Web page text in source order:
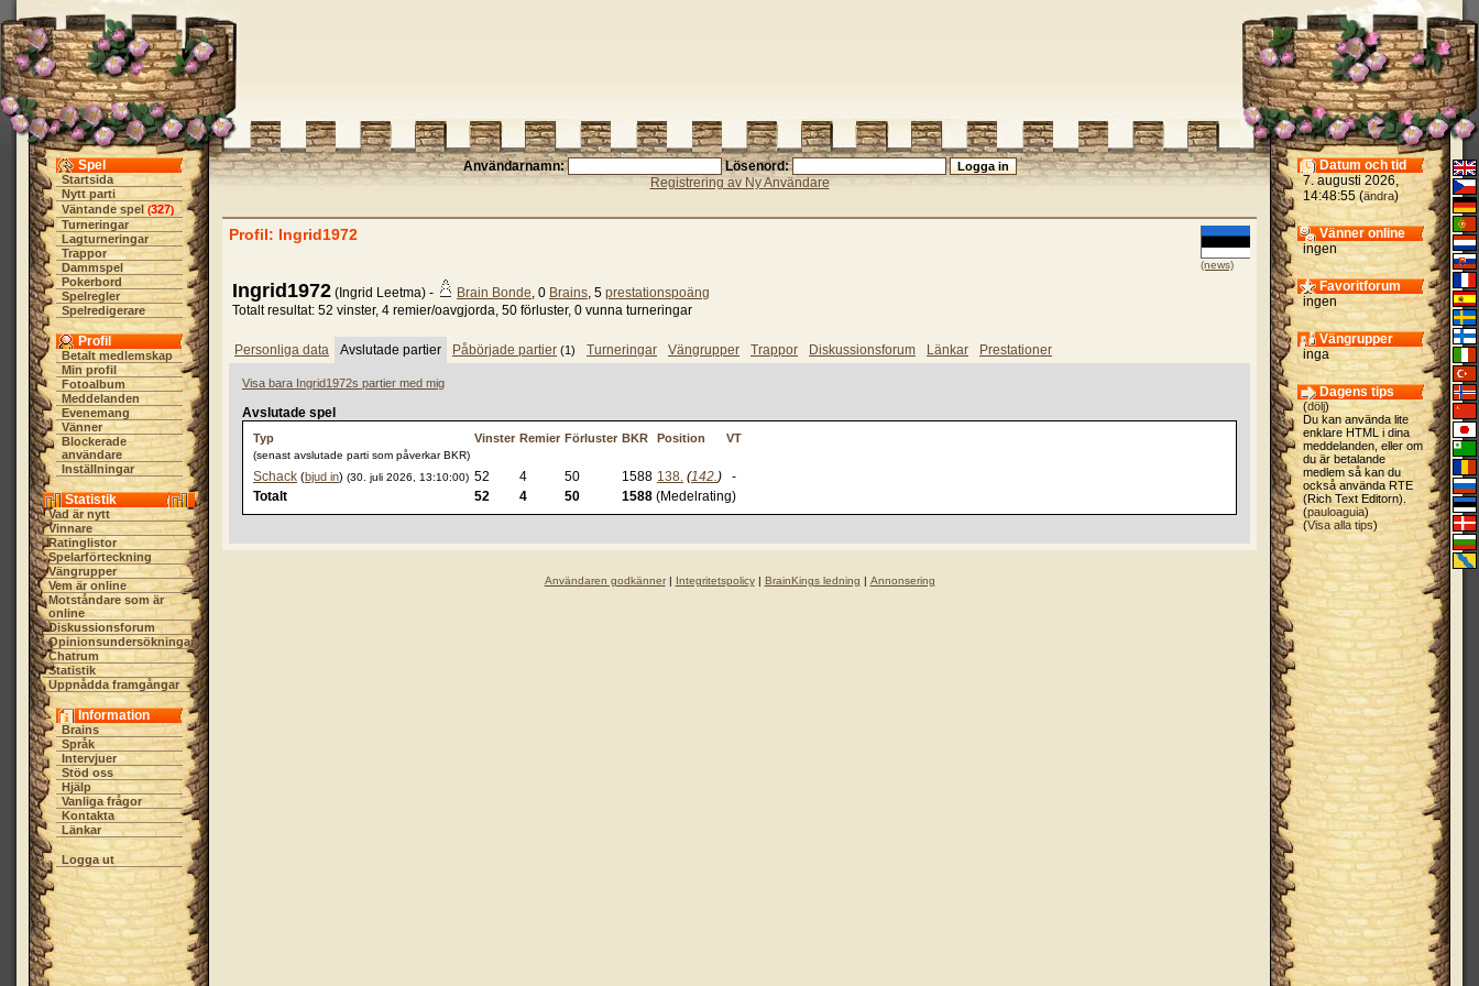
Spel
Startsida
Nytt parti
Väntande spel (327)
Turneringar
Lagturneringar
Trappor
Dammspel
Pokerbord
Spelregler
Spelredigerare
Profil
Betalt medlemskap
Min profil
Fotoalbum
Meddelanden
Evenemang
Vänner
Blockerade
användare
Inställningar
Statistik
Vad är nytt
Vinnare
Ratinglistor
Spelarförteckning
Vängrupper
Vem är online
Motståndare som är
online
Diskussionsforum
Opinionsundersökningar
Chatrum
Statistik
Uppnådda framgångar
Information
Brains
Språk
Intervjuer
Stöd oss
Hjälp
Vanliga frågor
Kontakta
Länkar
Logga ut
Användarnamn:
Lösenord:
Registrering av Ny Användare
(news)
Profil: Ingrid1972
Ingrid1972 (Ingrid Leetma) - Brain Bonde, 0 Brains, 5 prestationspoäng
Totalt resultat: 52 vinster, 4 remier/oavgjorda, 50 förluster, 0 vunna turneringar
Personliga data Avslutade partier Påbörjade partier (1) Turneringar Vängrupper Trappor Diskussionsforum Länkar Prestationer
Visa bara Ingrid1972s partier med mig
Avslutade spel
Typ Vinster Remier Förluster BKR Position VT
(senast avslutade parti som påverkar BKR)
Schack (bjud in) (30. juli 2026, 13:10:00) 52 4 50 1588 138. (142.)
-
Totalt
52 4 50 1588 (Medelrating)
Användaren godkänner| Integritetspolicy| BrainKings ledning | Annonsering
Datum och tid
7. augusti 2026,
14:48:55 (ändra)
Vänner online
ingen
Favoritforum
ingen
Vängrupper
inga
Dagens tips
(dölj)
Du kan använda lite
enklare HTML i dina
meddelanden, eller om
du är betalande
medlem så kan du
också använda RTE
(Rich Text Editorn).
(pauloaguia)
(Visa alla tips)